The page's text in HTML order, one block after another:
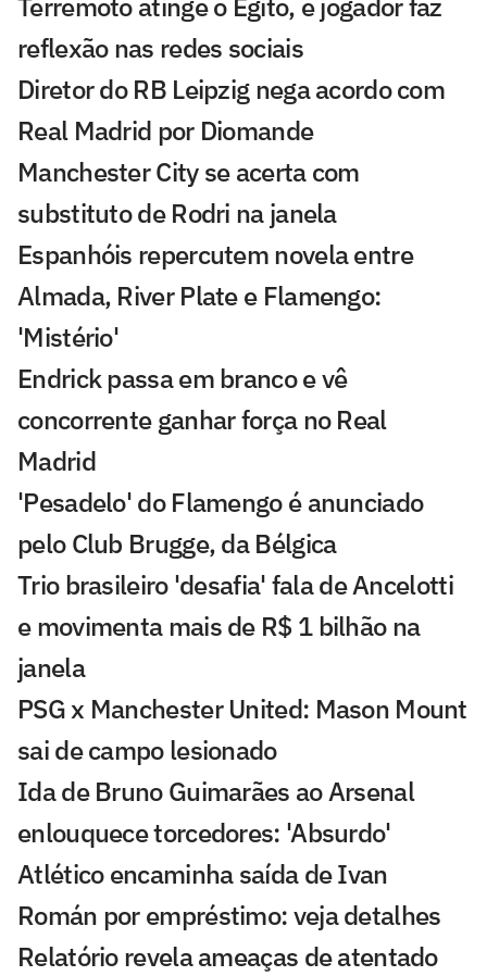
reflexão nas redes sociais
Diretor do RB Leipzig nega acordo com
Real Madrid por Diomande
Manchester City se acerta com
substituto de Rodri na janela
Espanhóis repercutem novela entre
Almada, River Plate e Flamengo:
'Mistério'
Endrick passa em branco e vê
concorrente ganhar força no Real
Madrid
'Pesadelo' do Flamengo é anunciado
pelo Club Brugge, da Bélgica
Trio brasileiro 'desafia' fala de Ancelotti
e movimenta mais de R$ 1 bilhão na
janela
PSG x Manchester United: Mason Mount
sai de campo lesionado
Ida de Bruno Guimarães ao Arsenal
enlouquece torcedores: 'Absurdo'
Atlético encaminha saída de Ivan
Román por empréstimo: veja detalhes
Relatório revela ameaças de atentado